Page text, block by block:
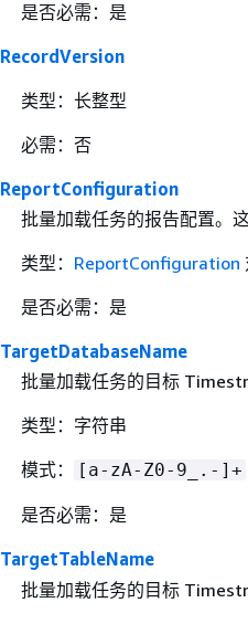
是否必需：是
RecordVersion
类型：长整型
必需：否
ReportConfiguration
批量加载任务的报告配置。
类型： ReportConfiguration
是否必需：是
TargetDatabaseName
批量加载任务的目标
类型：字符串
模式：
[a-zA-Z0-9_.-]+
是否必需：是
TargetTableName
批量加载任务的目标